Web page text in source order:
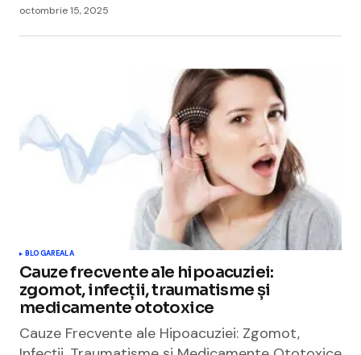
octombrie 15, 2025
BLOGAREALA
Cauze frecvente ale hipoacuziei:
zgomot, infecții, traumatisme și
medicamente ototoxice
Cauze Frecvente ale Hipoacuziei: Zgomot,